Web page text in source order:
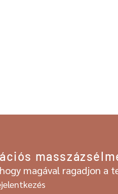
magával ragadjon